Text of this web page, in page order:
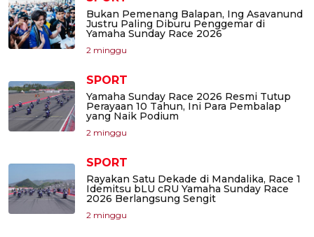
Bukan Pemenang Balapan, Ing Asavanund
Justru Paling Diburu Penggemar di
Yamaha Sunday Race 2026
2 minggu
SPORT
Yamaha Sunday Race 2026 Resmi Tutup
Perayaan 10 Tahun, Ini Para Pembalap
yang Naik Podium
2 minggu
SPORT
Rayakan Satu Dekade di Mandalika, Race 1
Idemitsu bLU cRU Yamaha Sunday Race
2026 Berlangsung Sengit
2 minggu